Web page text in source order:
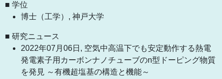
■ 学位
博士（工学）, 神戸大学
■ 研究ニュース
2022年07月06日, 空気中高温下でも安定動作する熱電
発電素子用カーボンナノチューブのn型ドーピング物質
を発見 ～有機超塩基の構造と機能～